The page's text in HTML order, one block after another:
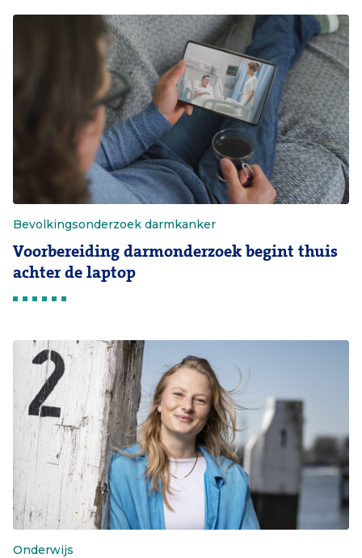
Bevolkingsonderzoek darmkanker
Voorbereiding darmonderzoek begint thuis
achter de laptop
Onderwijs